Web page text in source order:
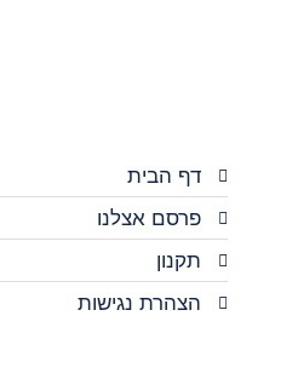
דף הבית
פרסם אצלנו
תקנון
הצהרת נגישות